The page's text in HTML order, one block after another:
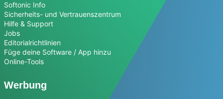
Softonic Info
Sicherheits- und Vertrauenszentrum
Hilfe & Support
Jobs
Editorialrichtlinien
Füge deine Software / App hinzu
Online-Tools
Werbung